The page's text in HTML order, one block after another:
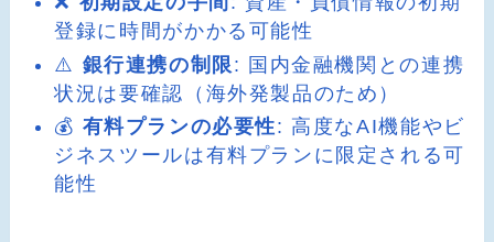
登録に時間がかかる可能性
⚠️ 銀行連携の制限 : 国内金融機関との連携
状況は要確認（海外発製品のため）
💰 有料プランの必要性: 高度なAI機能やビ
ジネスツールは有料プランに限定される可
能性